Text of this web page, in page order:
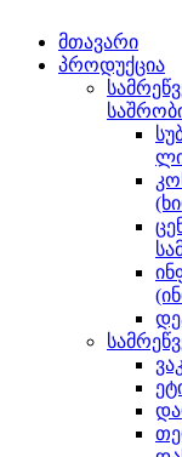
მთავარი
პროდუქცია